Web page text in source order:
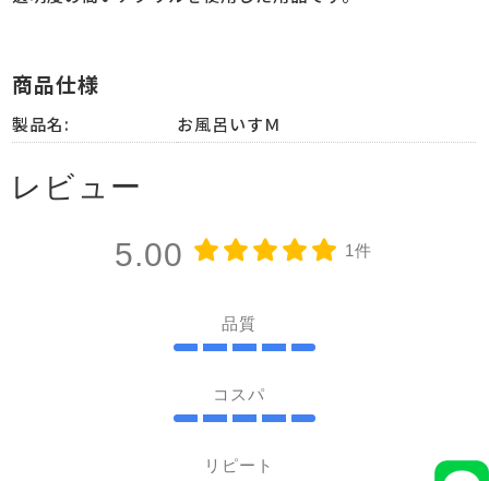
商品仕様
製品名: お風呂いすＭ
レビュー
5.00 1件
品質
コスパ
リピート